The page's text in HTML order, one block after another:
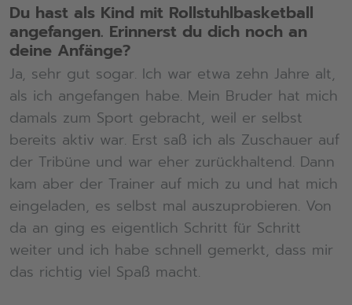
Du hast als Kind mit Rollstuhlbasketball
angefangen. Erinnerst du dich noch an
deine Anfänge?
Ja, sehr gut sogar. Ich war etwa zehn Jahre alt,
als ich angefangen habe. Mein Bruder hat mich
damals zum Sport gebracht, weil er selbst
bereits aktiv war. Erst saß ich als Zuschauer auf
der Tribüne und war eher zurückhaltend. Dann
kam aber der Trainer auf mich zu und hat mich
eingeladen, es selbst mal auszuprobieren. Von
da an ging es eigentlich Schritt für Schritt
weiter und ich habe schnell gemerkt, dass mir
das richtig viel Spaß macht.